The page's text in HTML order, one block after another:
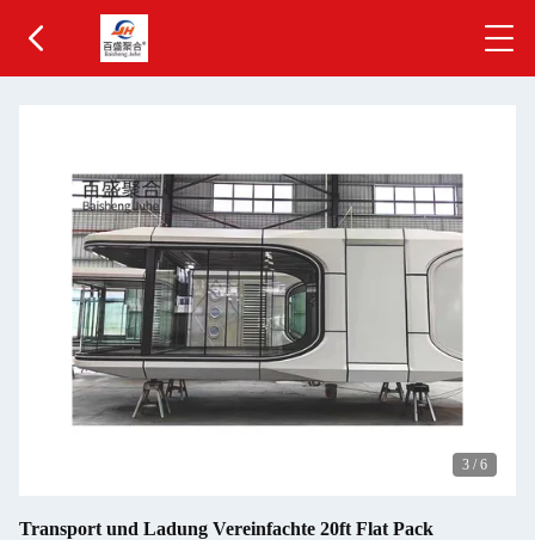
3 / 6
Transport und Ladung Vereinfachte 20ft Flat Pack